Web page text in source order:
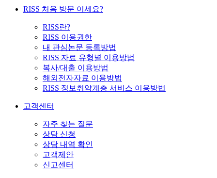
RISS 처음 방문 이세요?
RISS란?
RISS 이용권한
내 관심논문 등록방법
RISS 자료 유형별 이용방법
복사/대출 이용방법
해외전자자료 이용방법
RISS 정보취약계층 서비스 이용방법
고객센터
자주 찾는 질문
상담 신청
상담 내역 확인
고객제안
신고센터